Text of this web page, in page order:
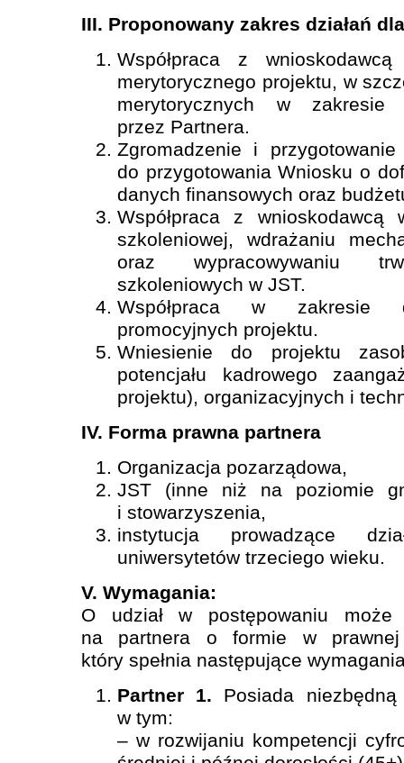
III. Proponowany zakres działań
Współpraca z
merytorycznego projektu, w
merytorycznych w zakresie
przez Partnera.
Zgromadzenie i
do przygotowania Wniosku o
danych finansowych oraz
Współpraca z wnioskodawcą
szkoleniowej, wdrażaniu
oraz wypracowywaniu
szkoleniowych w JST.
Współpraca w zakresie
promocyjnych projektu.
Wniesienie do projektu
potencjału kadrowego
projektu), organizacyjnych i
IV. Forma prawna partnera
Organizacja pozarządowa,
JST (inne niż na poziomie
i stowarzyszenia,
instytucja prowadzące
uniwersytetów trzeciego wieku.
V. Wymagania:
O udział w postępowaniu
na partnera o formie w
który spełnia następujące
Partner 1. Posiada
w tym:
– w rozwijaniu kompetencji